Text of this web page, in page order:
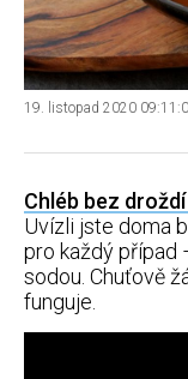
19. listopad 2020
Chléb bez
Uvízli jste doma
pro každý případ
sodou. Chuťově
funguje.